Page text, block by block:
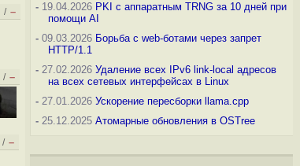
/ –
/ –
/ –
-19.04.2026 PKI с аппаратным TRNG за 10 дней при
помощи AI
-09.03.2026 Борьба с web-ботами через запрет
HTTP/1.1
-27.02.2026 Удаление всех IPv6 link-local адресов
на всех сетевых интерфейсах в Linux
-27.01.2026 Ускорение пересборки llama.cpp
-25.12.2025 Атомарные обновления в OSTree